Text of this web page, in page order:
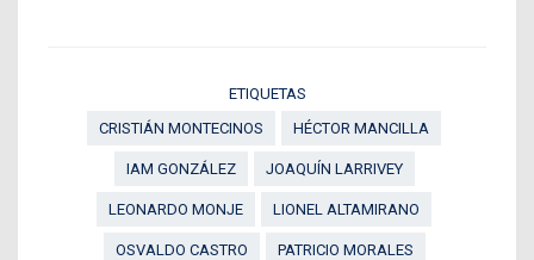
ETIQUETAS
CRISTIÁN MONTECINOS
HÉCTOR MANCILLA
IAM GONZÁLEZ JOAQUÍN LARRIVEY
LEONARDO MONJE LIONEL ALTAMIRANO
OSVALDO CASTRO PATRICIO MORALES